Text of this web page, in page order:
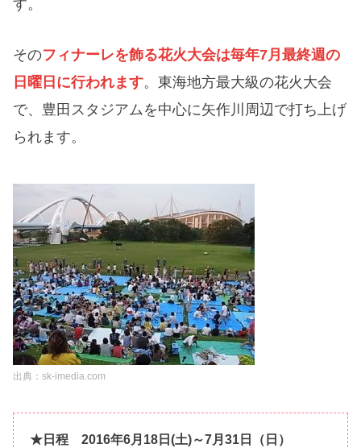
す。
そのフィナーレを飾る花火大会は毎年7月最終週の
日曜日に行われます。東海地方最大級の花火大会
で、豊田スタジアムを中心に矢作川周辺で打ち上げ
られます。
出典：sk-imedia.com
★日程 2016年6月18日(土)～7月31日（日）